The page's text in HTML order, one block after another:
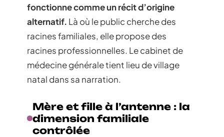
fonctionne comme un récit d’origine
alternatif. Là où le public cherche des
racines familiales, elle propose des
racines professionnelles. Le cabinet de
médecine générale tient lieu de village
natal dans sa narration.
Mère et fille à l’antenne : la
dimension familiale
contrôlée